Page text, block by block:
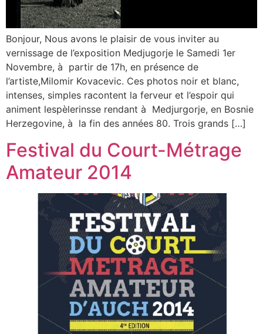
Bonjour, Nous avons le plaisir de vous inviter au
vernissage de l’exposition Medjugorje le Samedi 1er
Novembre, à partir de 17h, en présence de
l’artiste,Milomir Kovacevic. Ces photos noir et blanc,
intenses, simples racontent la ferveur et l’espoir qui
animent lespèlerinsse rendant à Medjurgorje, en Bosnie
Herzegovine, à la fin des années 80. Trois grands […]
Festival du Court-Métrage
Amateur 2014